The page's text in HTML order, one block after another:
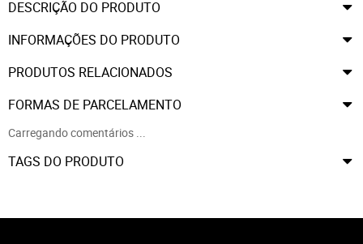
DESCRIÇÃO DO PRODUTO
INFORMAÇÕES DO PRODUTO
PRODUTOS RELACIONADOS
FORMAS DE PARCELAMENTO
Carregando comentários ...
TAGS DO PRODUTO